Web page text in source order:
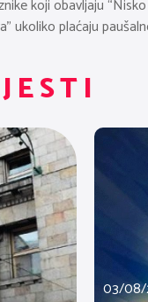
koji obavljaju
ukoliko plaćaju
03/